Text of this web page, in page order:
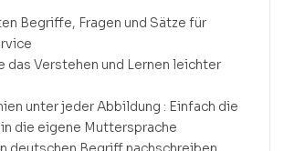
Begriffe, Fragen und Sätze für
das Verstehen und Lernen leichter
unter jeder Abbildung : Einfach die
die eigene Muttersprache